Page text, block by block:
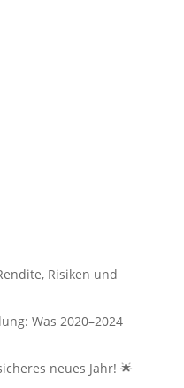
Risiken und
Was 2020–2024
neues Jahr! 🌟